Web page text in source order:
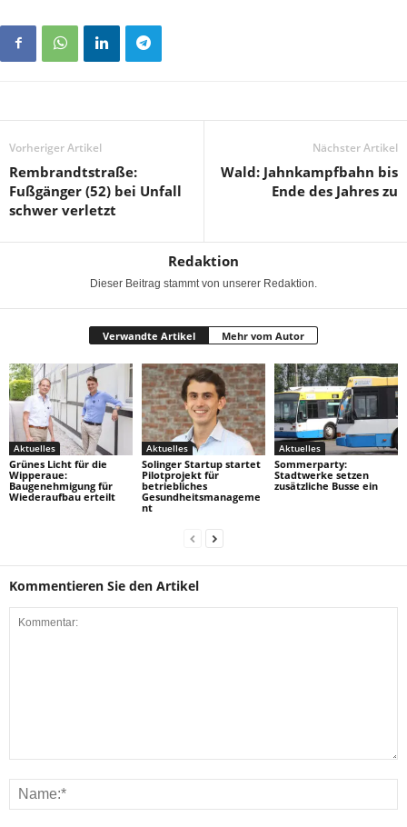
Vorheriger Artikel
Rembrandtstraße:
Fußgänger (52) bei Unfall
schwer verletzt
Nächster Artikel
Wald: Jahnkampfbahn bis
Ende des Jahres zu
Redaktion
Dieser Beitrag stammt von unserer Redaktion.
Verwandte Artikel Mehr vom Autor
Aktuelles
Grünes Licht für die
Wipperaue:
Baugenehmigung für
Wiederaufbau erteilt
Aktuelles
Solinger Startup startet
Pilotprojekt für
betriebliches
Gesundheitsmanageme
nt
Aktuelles
Sommerparty:
Stadtwerke setzen
zusätzliche Busse ein
Kommentieren Sie den Artikel